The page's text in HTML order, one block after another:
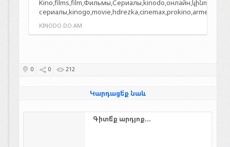
KINODO.DO.AM
0 0 212
Կարդացե՛ք նաև
Գիտե՞ք արդյոք...